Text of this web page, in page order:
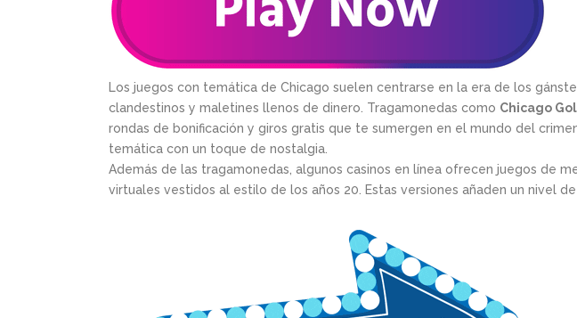
Los juegos con temática de Chicago suelen centrarse en la era de los
clandestinos y maletines llenos de dinero. Tragamonedas como Chicago
rondas de bonificación y giros gratis que te sumergen en el mundo del
temática con un toque de nostalgia.
Además de las tragamonedas, algunos casinos en línea ofrecen juegos de
virtuales vestidos al estilo de los años 20. Estas versiones añaden un nivel